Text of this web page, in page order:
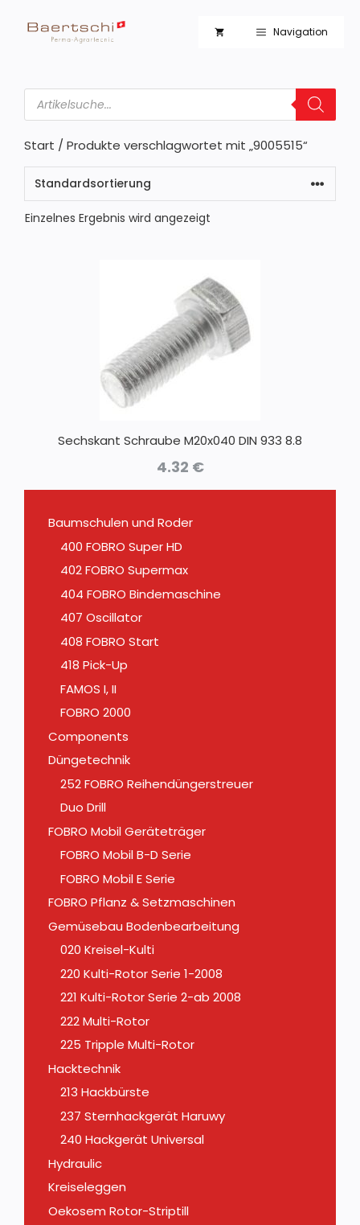
Inhalt
Navigation
Products
search
Start / Produkte verschlagwortet mit „9005515“
Einzelnes Ergebnis wird angezeigt
Sechskant Schraube M20x040 DIN 933 8.8
4.32 €
Baumschulen und Roder
400 FOBRO Super HD
402 FOBRO Supermax
404 FOBRO Bindemaschine
407 Oscillator
408 FOBRO Start
418 Pick-Up
FAMOS I, II
FOBRO 2000
Components
Düngetechnik
252 FOBRO Reihendüngerstreuer
Duo Drill
FOBRO Mobil Geräteträger
FOBRO Mobil B-D Serie
FOBRO Mobil E Serie
FOBRO Pflanz & Setzmaschinen
Gemüsebau Bodenbearbeitung
020 Kreisel-Kulti
220 Kulti-Rotor Serie 1-2008
221 Kulti-Rotor Serie 2-ab 2008
222 Multi-Rotor
225 Tripple Multi-Rotor
Hacktechnik
213 Hackbürste
237 Sternhackgerät Haruwy
240 Hackgerät Universal
Hydraulic
Kreiseleggen
Oekosem Rotor-Striptill